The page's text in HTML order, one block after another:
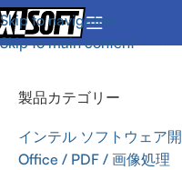
Skip to navigation
Skip to main content
ホーム/Office / PDF / 画像処
製品カテゴリー
インテル ソフトウェア
Office / PDF / 画像処理